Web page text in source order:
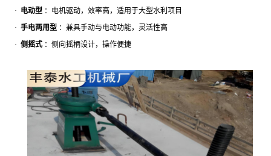
· 电动型 ：电机驱动，效率高，适用于大型水利项目
·手电两用型 ：兼具手动与电动功能，灵活性高
·侧摇式 ：侧向摇柄设计，操作便捷